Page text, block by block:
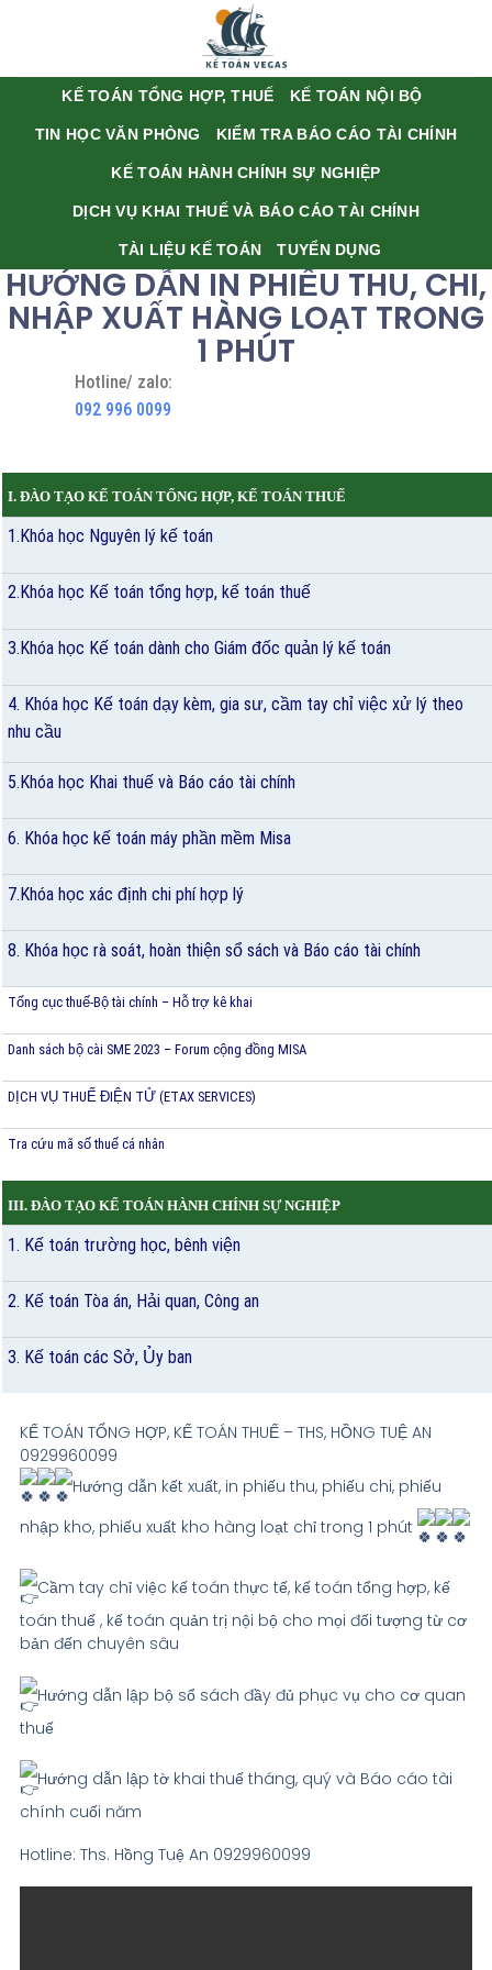
KẾ TOÁN TỔNG HỢP, THUẾ KẾ TOÁN NỘI BỘ
TIN HỌC VĂN PHÒNG KIỂM TRA BÁO CÁO TÀI CHÍNH
KẾ TOÁN HÀNH CHÍNH SỰ NGHIỆP
DỊCH VỤ KHAI THUẾ VÀ BÁO CÁO TÀI CHÍNH
TÀI LIỆU KẾ TOÁN TUYỂN DỤNG
HƯỚNG DẪN IN PHIẾU THU, CHI,
NHẬP XUẤT HÀNG LOẠT TRONG
1 PHÚT
Hotline/ zalo:
092 996 0099
I. ĐÀO TẠO KẾ TOÁN TỔNG HỢP, KẾ TOÁN THUẾ
1.Khóa học Nguyên lý kế toán
2.Khóa học Kế toán tổng hợp, kế toán thuế
3.Khóa học Kế toán dành cho Giám đốc quản lý kế toán
4. Khóa học Kế toán dạy kèm, gia sư, cầm tay chỉ việc xử lý theo
nhu cầu
5.Khóa học Khai thuế và Báo cáo tài chính
6. Khóa học kế toán máy phần mềm Misa
7.Khóa học xác định chi phí hợp lý
8. Khóa học rà soát, hoàn thiện sổ sách và Báo cáo tài chính
Tổng cục thuế-Bộ tài chính – Hỗ trợ kê khai
Danh sách bộ cài SME 2023 – Forum cộng đồng MISA
DỊCH VỤ THUẾ ĐIỆN TỬ (ETAX SERVICES)
Tra cứu mã số thuế cá nhân
III. ĐÀO TẠO KẾ TOÁN HÀNH CHÍNH SỰ NGHIỆP
1. Kế toán trường học, bênh viện
2. Kế toán Tòa án, Hải quan, Công an
3. Kế toán các Sở, Ủy ban
KẾ TOÁN TỔNG HỢP, KẾ TOÁN THUẾ – THS, HỒNG TUỆ AN
0929960099
Hướng dẫn kết xuất, in phiếu thu, phiếu chi, phiếu
nhập kho, phiếu xuất kho hàng loạt chỉ trong 1 phút
Cầm tay chỉ việc kế toán thực tế, kế toán tổng hợp, kế
toán thuế , kế toán quản trị nội bộ cho mọi đối tượng từ cơ
bản đến chuyên sâu
Hướng dẫn lập bộ sổ sách đầy đủ phục vụ cho cơ quan
thuế
Hướng dẫn lập tờ khai thuế tháng, quý và Báo cáo tài
chính cuối năm
Hotline: Ths. Hồng Tuệ An 0929960099